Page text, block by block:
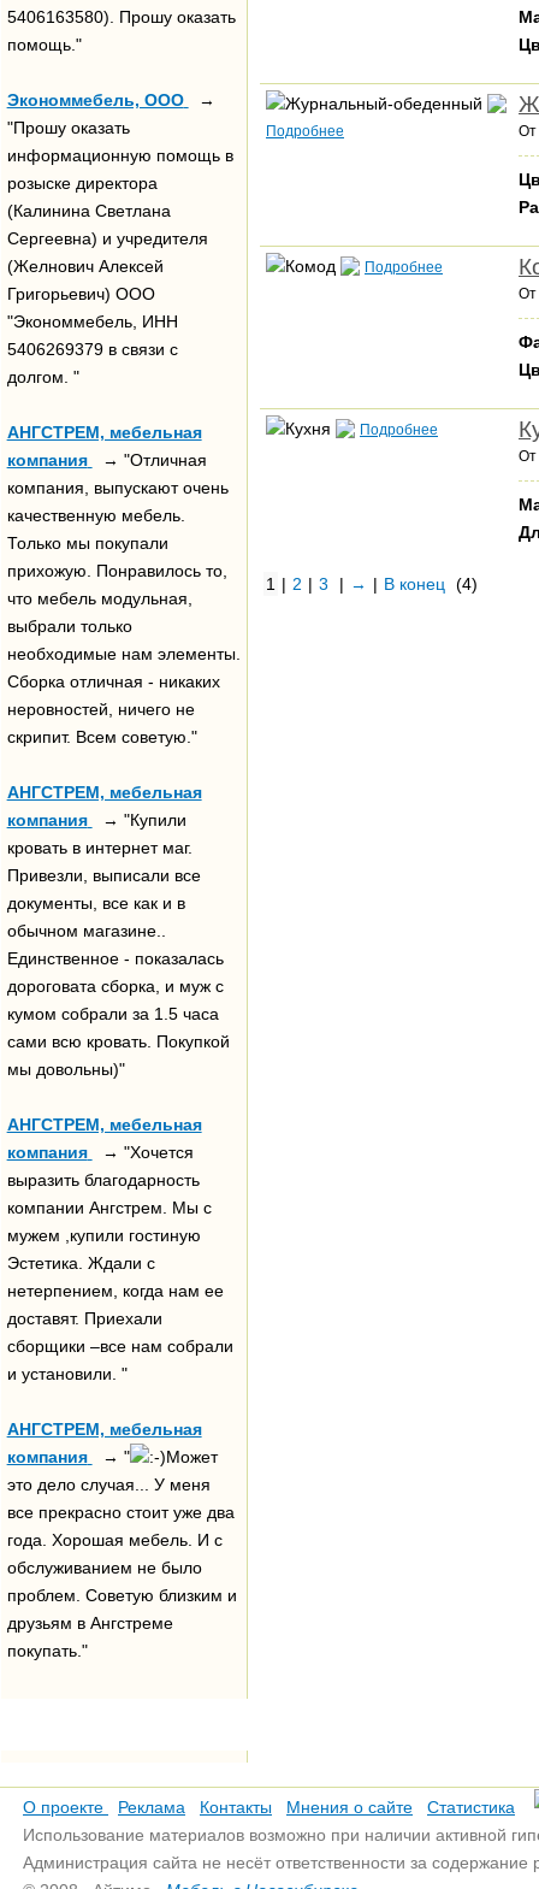
5406163580). Прошу оказать
помощь."
Экономмебель, ООО
→
"Прошу оказать
информационную помощь в
розыске директора
(Калинина Светлана
Сергеевна) и учредителя
(Желнович Алексей
Григорьевич) ООО
"Экономмебель, ИНН
5406269379 в связи с
долгом. "
АНГСТРЕМ, мебельная
компания
→ "Отличная
компания, выпускают очень
качественную мебель.
Только мы покупали
прихожую. Понравилось то,
что мебель модульная,
выбрали только
необходимые нам элементы.
Сборка отличная - никаких
неровностей, ничего не
скрипит. Всем советую."
АНГСТРЕМ, мебельная
компания
→ "Купили
кровать в интернет маг.
Привезли, выписали все
документы, все как и в
обычном магазине..
Единственное - показалась
дороговата сборка, и муж с
кумом собрали за 1.5 часа
сами всю кровать. Покупкой
мы довольны)"
АНГСТРЕМ, мебельная
компания
→ "Хочется
выразить благодарность
компании Ангстрем. Мы с
мужем ,купили гостиную
Эстетика. Ждали с
нетерпением, когда нам ее
доставят. Приехали
сборщики –все нам собрали
и установили. "
АНГСТРЕМ, мебельная
компания
→ "
Может
это дело случая... У меня
все прекрасно стоит уже два
года. Хорошая мебель. И с
обслуживанием не было
проблем. Советую близким и
друзьям в Ангстреме
покупать."
Подробнее От
Подробнее
От
Подробнее
От
1 | 2 | 3 | → | В конец (4)
О проекте Реклама Контакты Мнения о сайте
Статистика
Использование материалов возможно при наличии активной
Администрация сайта не несёт ответственности за